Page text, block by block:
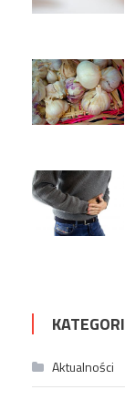
Aktualności